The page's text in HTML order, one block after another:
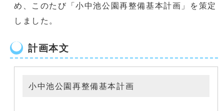
め、このたび「小中池公園再整備基本計画」を策定
しました。
計画本文
小中池公園再整備基本計画